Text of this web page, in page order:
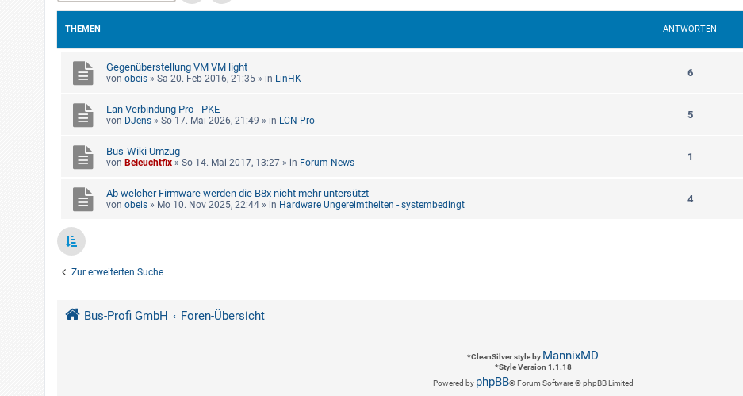
THEMEN ANTWORTEN
Gegenüberstellung VM VM light
von obeis » Sa 20. Feb 2016, 21:35 » in LinHK 6
Lan Verbindung Pro - PKE
von DJens » So 17. Mai 2026, 21:49 » in LCN-Pro 5
Bus-Wiki Umzug
von Beleuchtfix » So 14. Mai 2017, 13:27 » in Forum News 1
Ab welcher Firmware werden die B8x nicht mehr untersützt
von obeis » Mo 10. Nov 2025, 22:44 » in Hardware Ungereimtheiten - systembedingt 4
Zur erweiterten Suche
Bus-Profi GmbH Foren-Übersicht
*CleanSilver style by MannixMD
*Style Version 1.1.18
Powered by phpBB® Forum Software © phpBB Limited